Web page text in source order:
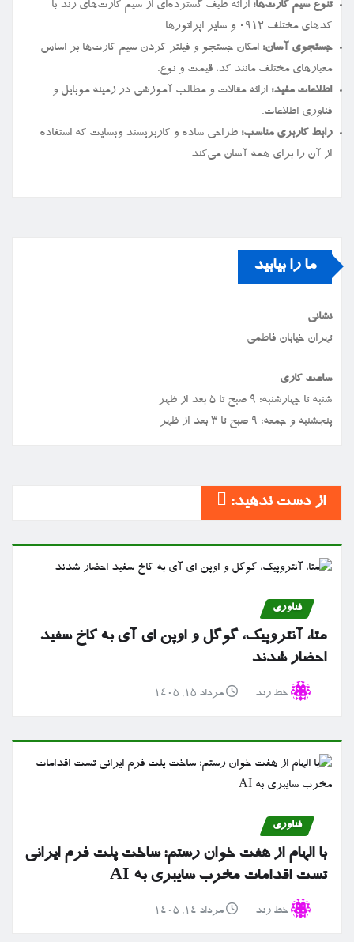
تنوع سیم کارت‌ها: ارائه طیف گسترده‌ای از سیم کارت‌های رند با
کدهای مختلف ۰۹۱۲ و سایر اپراتورها.
جستجوی آسان: امکان جستجو و فیلتر کردن سیم کارت‌ها بر اساس
معیارهای مختلف مانند کد، قیمت و نوع.
اطلاعات مفید: ارائه مقالات و مطالب آموزشی در زمینه موبایل و
فناوری اطلاعات.
رابط کاربری مناسب: طراحی ساده و کاربرپسند وبسایت که استفاده
از آن را برای همه آسان می‌کند.
ما را بیابید
نشانی
تهران خیابان فاطمی
ساعت کاری
شنبه تا چهارشنبه: ۹ صبح تا ۵ بعد از ظهر
پنجشنبه و جمعه: ۹ صبح تا ۳ بعد از ظهر
از دست ندهید:
فناوری
متا، آنتروپیک، گوگل و اوپن ای آی به کاخ سفید
احضار شدند
خط رند مرداد ۱۵, ۱۴۰۵
فناوری
با الهام از هفت خوان رستم؛ ساخت پلت فرم ایرانی
تست اقدامات مخرب سایبری به AI
خط رند مرداد ۱۴, ۱۴۰۵